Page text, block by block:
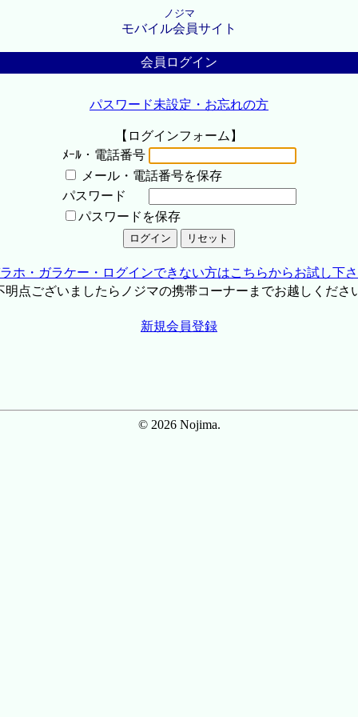
ノジマ
モバイル会員サイト
会員ログイン
パスワード未設定・お忘れの方
【ログインフォーム】
ﾒｰﾙ・電話番号
メール・電話番号を保存
パスワード
パスワードを保存
ホ・ガラケー・ログインできない方はこちらからお試し下
点ございましたらノジマの携帯コーナーまでお越しくださ
新規会員登録
© 2026 Nojima.